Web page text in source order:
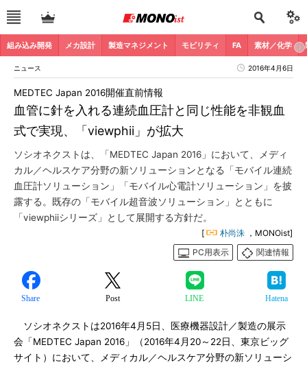
組み込み開発 メカ設計 製造マネジメント モビリティ FA 素材／化学
ニュース 2016年4月6日
血管に針を入れる連続血圧計と同じ性能を非観血
式で実現、「viewphii」が拡大
MEDTEC Japan 2016開催直前情報
ソシオネクストは、「MEDTEC Japan 2016」において、メディ
カル／ヘルスケア分野の新ソリューションとなる「モバイル連続
血圧計ソリューション」「モバイル心電計ソリューション」を披
露する。既存の「モバイル超音波ソリューション」とともに
「viewphiiシリーズ」として展開する方針だ。
[ 朴尚洙 ，MONOist]
PC用表示
関連情報
Share Post LINE Hatena
ソシオネクストは2016年4月5日、医療機器設計／製造の展示
会「MEDTEC Japan 2016」（2016年4月20～22日、東京ビッグ
サイト）において、メディカル／ヘルスケア分野の新ソリューシ